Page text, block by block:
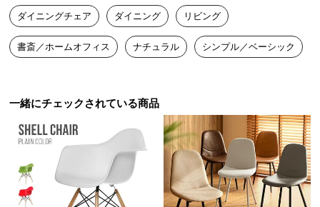
い
て
商
の
送
に
つ
ダイニングチェア ダイニング リビング
書斎／ホームオフィス ナチュラル シンプル／ベーシック
一緒にチェックされている商品